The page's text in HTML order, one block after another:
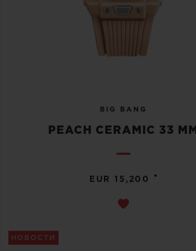
BIG BANG
PEACH CERAMIC 33 MM
EUR 15,200 •
НОВОСТИ